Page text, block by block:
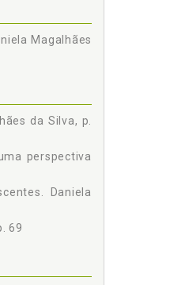
Magalhães
da Silva, p.
perspectiva
Daniela
69